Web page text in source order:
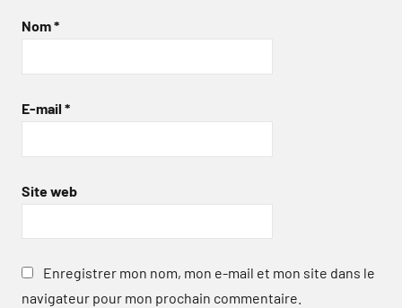
Nom*
E-mail *
Site web
Enregistrer mon nom, mon e-mail et mon site dans le
navigateur pour mon prochain commentaire.